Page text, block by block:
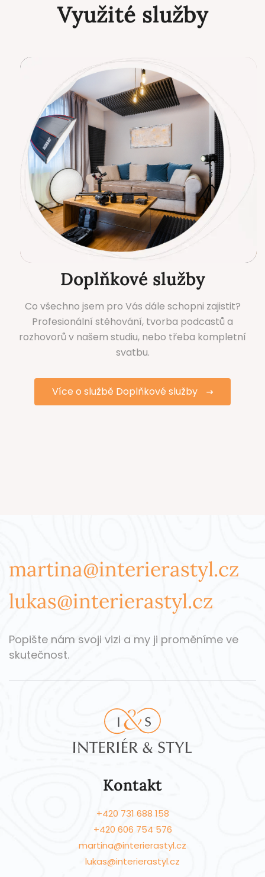
Využité služby
Doplňkové služby
Co všechno jsem pro Vás dále schopni zajistit?
Profesionální stěhování, tvorba podcastů a
rozhovorů v našem studiu, nebo třeba kompletní
svatbu.
Více o službě Doplňkové služby
martina@interierastyl.cz
lukas@interierastyl.cz
Popište nám svoji vizi a my ji proměníme ve
skutečnost.
Kontakt
+420 731 688 158
+420 606 754 576
martina@interierastyl.cz
lukas@interierastyl.cz